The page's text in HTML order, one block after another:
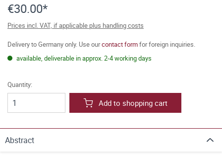
€30.00*
Prices incl. VAT, if applicable plus handling costs
Delivery to Germany only. Use ourcontact formfor foreign inquiries.
available, deliverable in approx. 2-4 working days
Quantity:
Add to shopping cart
Abstract